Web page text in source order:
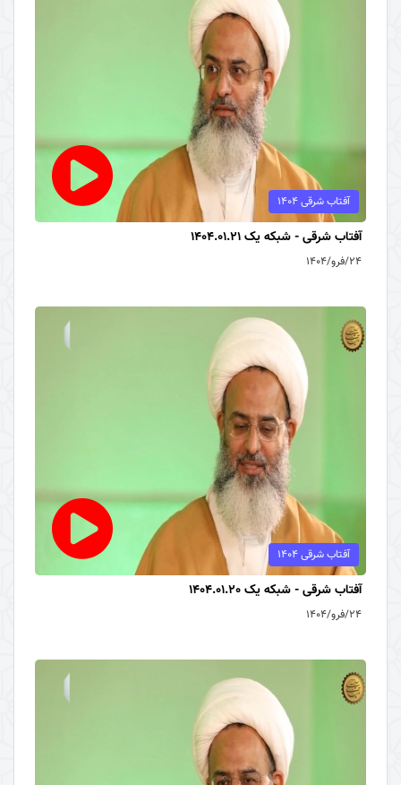
آفتاب شرقی 1404
آفتاب شرقی - شبکه یک 1404.01.21
۲۴/فرو/۱۴۰۴
آفتاب شرقی 1404
آفتاب شرقی - شبکه یک 1404.01.20
۲۴/فرو/۱۴۰۴